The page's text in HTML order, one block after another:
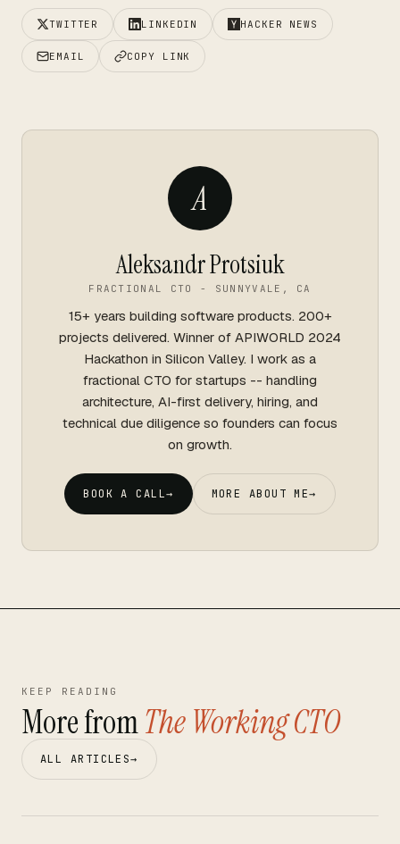
TWITTER LINKEDIN HACKER NEWS
EMAIL COPY LINK
A
Aleksandr Protsiuk
FRACTIONAL CTO - SUNNYVALE, CA
15+ years building software products. 200+
projects delivered. Winner of APIWORLD 2024
Hackathon in Silicon Valley. I work as a
fractional CTO for startups -- handling
architecture, AI-first delivery, hiring, and
technical due diligence so founders can focus
on growth.
BOOK A CALL→ MORE ABOUT ME→
KEEP READING
More fromThe Working CTO
ALL ARTICLES→